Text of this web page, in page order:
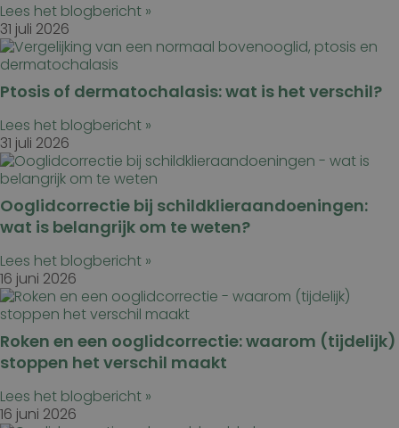
Lees het blogbericht »
31 juli 2026
Ptosis of dermatochalasis: wat is het verschil?
Lees het blogbericht »
31 juli 2026
Ooglidcorrectie bij schildklieraandoeningen:
wat is belangrijk om te weten?
Lees het blogbericht »
16 juni 2026
Roken en een ooglidcorrectie: waarom (tijdelijk)
stoppen het verschil maakt
Lees het blogbericht »
16 juni 2026